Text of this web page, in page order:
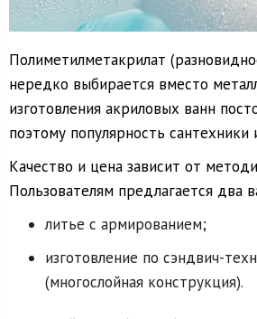
Полиметилметакрилат
нередко выбирается вместо
изготовления акриловых ванн
поэтому популярность сантехники
Качество и цена зависит от
Пользователям предлагается два
литье с армированием;
изготовление по сэндвич-
(многослойная конструкция).